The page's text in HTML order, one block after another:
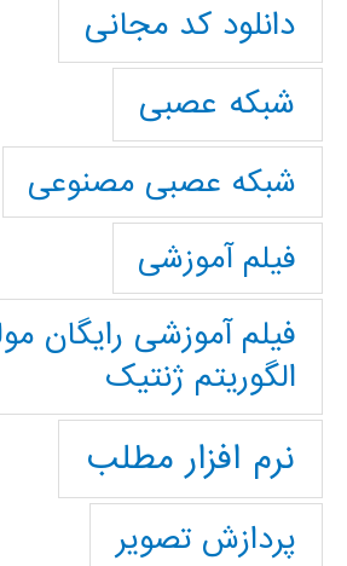
دانلود کد مجانی
شبکه عصبی
شبکه عصبی مصنوعی
فیلم آموزشی
فیلم آموزشی رایگان
الگوریتم ژنتیک
نرم افزار مطلب
پردازش تصویر